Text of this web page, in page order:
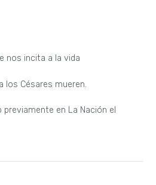
nos incita a la vida
los Césares mueren.
en La Nación el